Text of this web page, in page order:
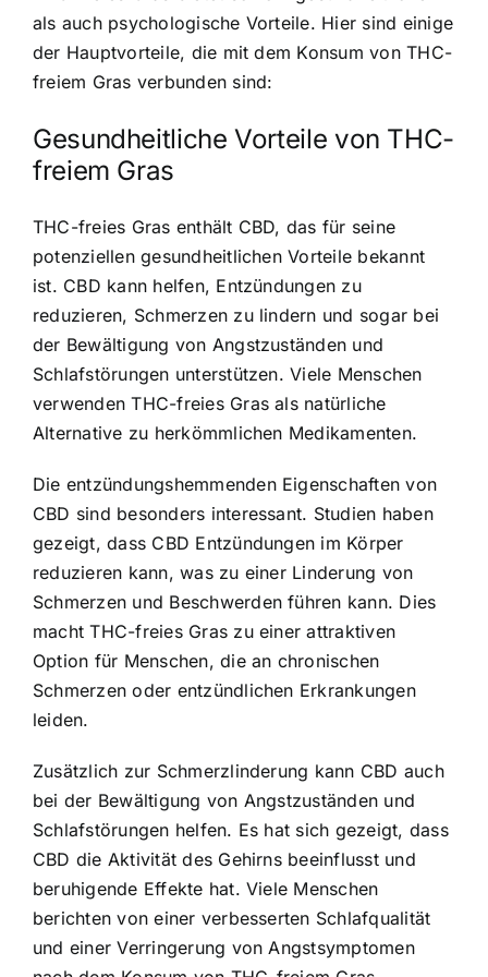
als auch psychologische Vorteile. Hier sind einige
der Hauptvorteile, die mit dem Konsum von THC-
freiem Gras verbunden sind:
Gesundheitliche Vorteile von THC-
freiem Gras
THC-freies Gras enthält CBD, das für seine
potenziellen gesundheitlichen Vorteile bekannt
ist. CBD kann helfen, Entzündungen zu
reduzieren, Schmerzen zu lindern und sogar bei
der Bewältigung von Angstzuständen und
Schlafstörungen unterstützen. Viele Menschen
verwenden THC-freies Gras als natürliche
Alternative zu herkömmlichen Medikamenten.
Die entzündungshemmenden Eigenschaften von
CBD sind besonders interessant. Studien haben
gezeigt, dass CBD Entzündungen im Körper
reduzieren kann, was zu einer Linderung von
Schmerzen und Beschwerden führen kann. Dies
macht THC-freies Gras zu einer attraktiven
Option für Menschen, die an chronischen
Schmerzen oder entzündlichen Erkrankungen
leiden.
Zusätzlich zur Schmerzlinderung kann CBD auch
bei der Bewältigung von Angstzuständen und
Schlafstörungen helfen. Es hat sich gezeigt, dass
CBD die Aktivität des Gehirns beeinflusst und
beruhigende Effekte hat. Viele Menschen
berichten von einer verbesserten Schlafqualität
und einer Verringerung von Angstsymptomen